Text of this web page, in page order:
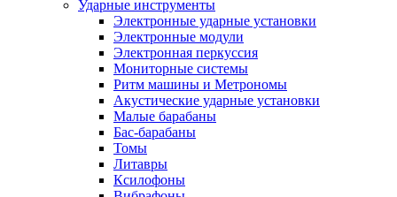
Ударные инструменты
Электронные ударные установки
Электронные модули
Электронная перкуссия
Мониторные системы
Ритм машины и Метрономы
Акустические ударные установки
Малые барабаны
Бас-барабаны
Томы
Литавры
Ксилофоны